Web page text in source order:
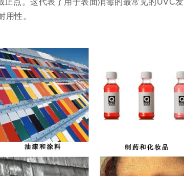
点。这代表了用于表面消毒的最常见的UVC
用性。